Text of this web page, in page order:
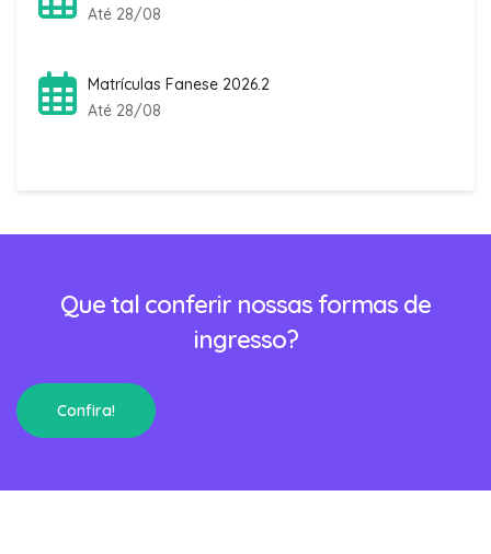
Até 28/08
Matrículas Fanese 2026.2
Até 28/08
Que tal conferir nossas formas de
ingresso?
Confira!